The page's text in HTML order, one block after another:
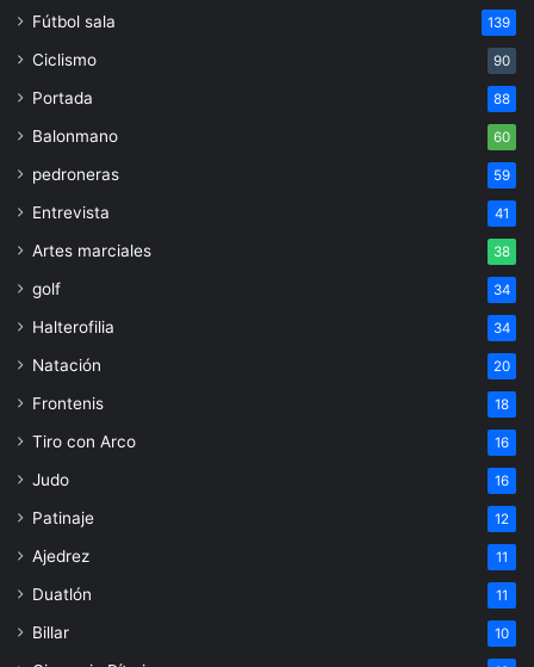
Fútbol sala 139
Ciclismo 90
Portada 88
Balonmano 60
pedroneras 59
Entrevista 41
Artes marciales 38
golf 34
Halterofilia 34
Natación 20
Frontenis 18
Tiro con Arco 16
Judo 16
Patinaje 12
Ajedrez 11
Duatlón 11
Billar 10